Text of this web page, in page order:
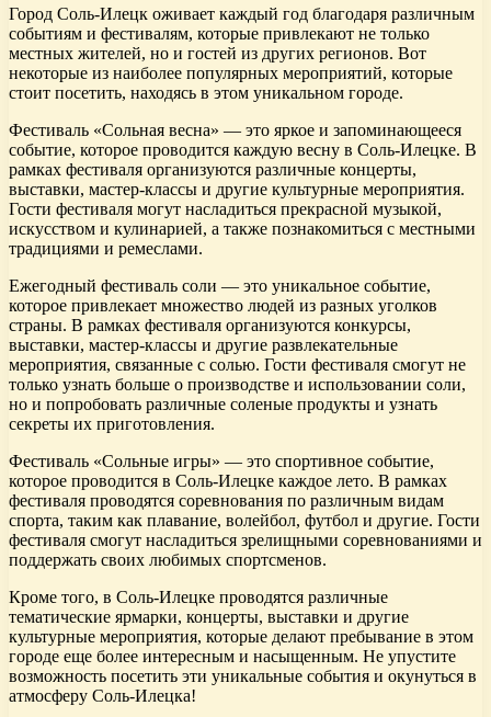
Город Соль-Илецк оживает каждый год благодаря различным
событиям и фестивалям, которые привлекают не только
местных жителей, но и гостей из других регионов. Вот
некоторые из наиболее популярных мероприятий, которые
стоит посетить, находясь в этом уникальном городе.
Фестиваль «Сольная весна» — это яркое и запоминающееся
событие, которое проводится каждую весну в Соль-Илецке. В
рамках фестиваля организуются различные концерты,
выставки, мастер-классы и другие культурные мероприятия.
Гости фестиваля могут насладиться прекрасной музыкой,
искусством и кулинарией, а также познакомиться с местными
традициями и ремеслами.
Ежегодный фестиваль соли — это уникальное событие,
которое привлекает множество людей из разных уголков
страны. В рамках фестиваля организуются конкурсы,
выставки, мастер-классы и другие развлекательные
мероприятия, связанные с солью. Гости фестиваля смогут не
только узнать больше о производстве и использовании соли,
но и попробовать различные соленые продукты и узнать
секреты их приготовления.
Фестиваль «Сольные игры» — это спортивное событие,
которое проводится в Соль-Илецке каждое лето. В рамках
фестиваля проводятся соревнования по различным видам
спорта, таким как плавание, волейбол, футбол и другие. Гости
фестиваля смогут насладиться зрелищными соревнованиями и
поддержать своих любимых спортсменов.
Кроме того, в Соль-Илецке проводятся различные
тематические ярмарки, концерты, выставки и другие
культурные мероприятия, которые делают пребывание в этом
городе еще более интересным и насыщенным. Не упустите
возможность посетить эти уникальные события и окунуться в
атмосферу Соль-Илецка!